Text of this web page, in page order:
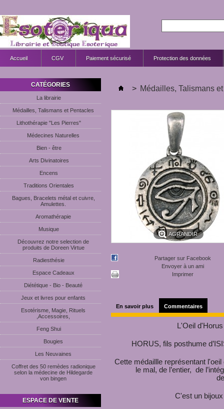
Accueil CGV Paiement sécurisé Protection des données
CATÉGORIES
La librairie
Médailles, Talismans et Pentacles
Lithothérapie "Les Pierres"
Médecines Naturelles
Bien - être
Arts Divinatoires
Encens
Traditions Orientales
Bagues, Bracelets métal et cuivre,
Amulettes.
Aromathérapie
Musique
Découvrez notre selection de
produits de Doreen Virtue
Radiesthésie
Espace Cadeaux
Diététique - Bio - Beauté
Jeux et livres pour enfants
Esotérisme, Magie, Rituels
,Accessoires,
Feng Shui
Bougies
Les Neuvaines
Coffret des 50 remèdes radionique
selon la médecine de Hildegarde
von bingen
ESPACE DE VENTE
> Médailles, Talismans
AGRANDIR
Partager sur Facebook
Envoyer à un ami
Imprimer
En savoir plus Commentaires
L'Oeil
HORUS, fils posthume
Cette médaillle représentant
le mal, de l’entier, de
C'est un